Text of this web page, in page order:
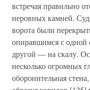
встречая правильно
неровных камней.
ворота были
опиравшимся с
другой — на скалу.
несколько огромных
оборонительная